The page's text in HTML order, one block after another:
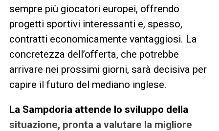
sempre più giocatori europei, offrendo
progetti sportivi interessanti e, spesso,
contratti economicamente vantaggiosi. La
concretezza dell’offerta, che potrebbe
arrivare nei prossimi giorni, sarà decisiva per
capire il futuro del mediano inglese.
La Sampdoria attende lo sviluppo della
situazione, pronta a valutare la migliore